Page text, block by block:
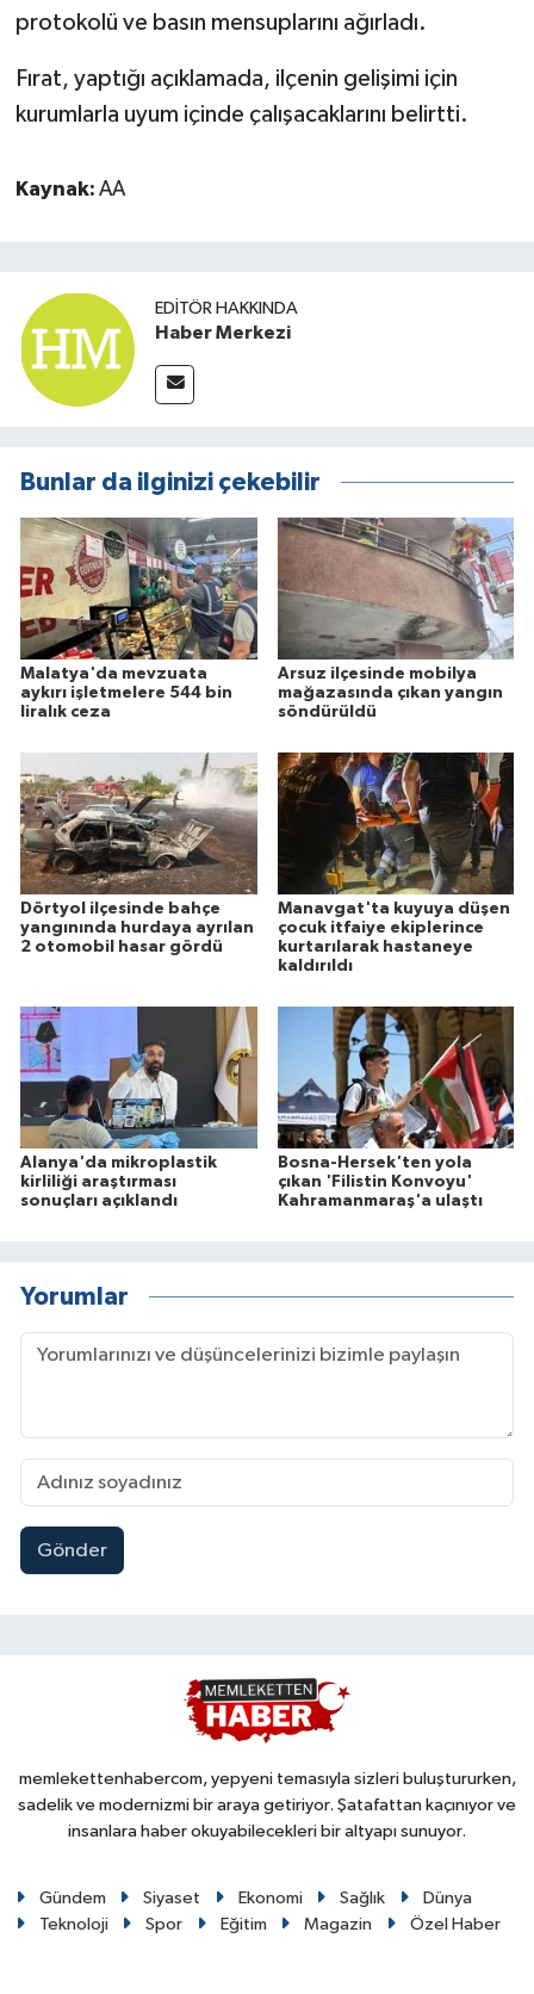
protokolü ve basın mensuplarını ağırladı.
Fırat, yaptığı açıklamada, ilçenin gelişimi için
kurumlarla uyum içinde çalışacaklarını belirtti.
Kaynak: AA
EDITÖR HAKKINDA
Haber Merkezi
Bunlar da ilginizi çekebilir
Malatya'da mevzuata
aykırı işletmelere 544 bin
liralık ceza
Arsuz ilçesinde mobilya
mağazasında çıkan yangın
söndürüldü
Dörtyol ilçesinde bahçe
yangınında hurdaya ayrılan
2 otomobil hasar gördü
Manavgat'ta kuyuya düşen
çocuk itfaiye ekiplerince
kurtarılarak hastaneye
kaldırıldı
Alanya'da mikroplastik
kirliliği araştırması
sonuçları açıklandı
Bosna-Hersek'ten yola
çıkan 'Filistin Konvoyu'
Kahramanmaraş'a ulaştı
Yorumlar
Gönder
memlekettenhabercom, yepyeni temasıyla sizleri buluştururken,
sadelik ve modernizmi bir araya getiriyor. Şatafattan kaçınıyor ve
insanlara haber okuyabilecekleri bir altyapı sunuyor.
Gündem Siyaset Ekonomi Sağlık
Dünya
Teknoloji
Spor Eğitim Magazin Özel Haber